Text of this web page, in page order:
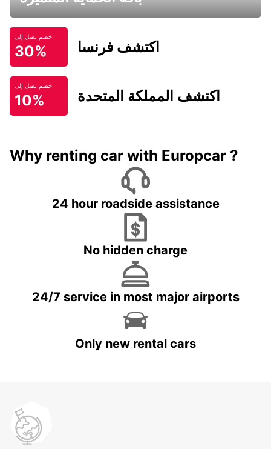
خصم يصل إلى
30% اكتشف فرنسا
خصم يصل إلى
10% اكتشف المملكة المتحدة
Why renting car with Europcar ?
24 hour roadside assistance
No hidden charge
24/7 service in most major airports
Only new rental cars